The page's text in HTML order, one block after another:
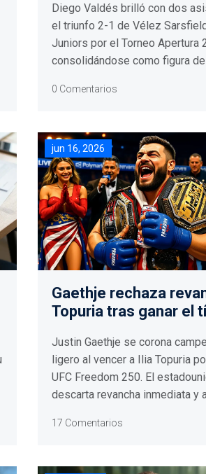
Diego Valdés brilló con dos
el triunfo 2-1 de Vélez
Juniors por el Torneo Apertura
consolidándose como figura
0 Comentarios
jun 16, 2026
Gaethje rechaza
Topuria tras ganar el
Justin Gaethje se corona
ligero al vencer a Ilia Topuria
UFC Freedom 250. El
descarta revancha inmediata y
17 Comentarios